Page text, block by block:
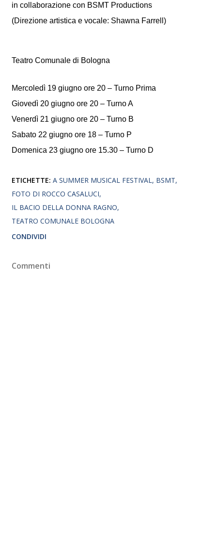
in collaborazione con BSMT Productions
(Direzione artistica e vocale: Shawna Farrell)
Teatro Comunale di Bologna
Mercoledì 19 giugno ore 20 – Turno Prima
Giovedì 20 giugno ore 20 – Turno A
Venerdì 21 giugno ore 20 – Turno B
Sabato 22 giugno ore 18 – Turno P
Domenica 23 giugno ore 15.30 – Turno D
ETICHETTE: A SUMMER MUSICAL FESTIVAL BSMT
FOTO DI ROCCO CASALUCI
IL BACIO DELLA DONNA RAGNO
TEATRO COMUNALE BOLOGNA
CONDIVIDI
Commenti